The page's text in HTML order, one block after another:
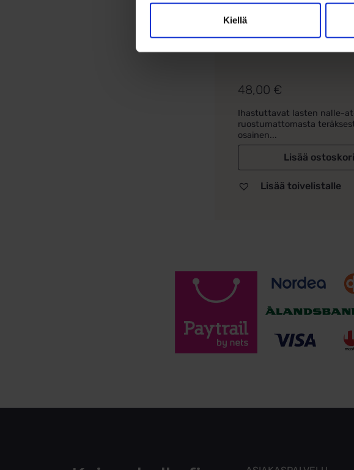
Kiellä
Lasten
48,00 €
Ihastuttavat lasten nalle-
ruostumattomasta
osainen...
Lisää
Lisää toivelistalle